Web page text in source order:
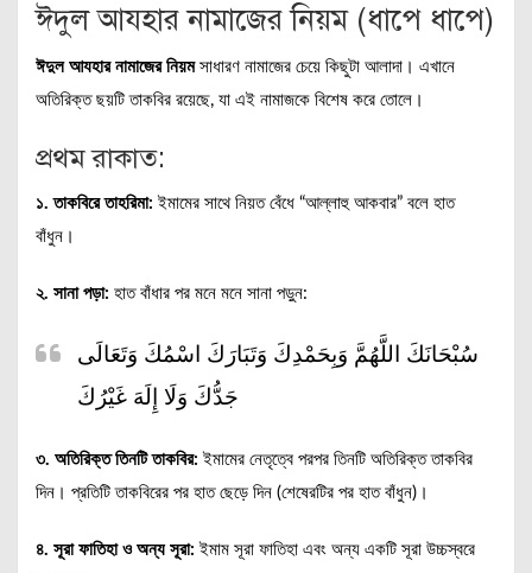
ঈদুল আযহার নামাজের নিয়ম (ধাপে ধাপে)
ঈদুল আযহার নামাজের নিয়মসাধারণ নামাজের চেয়ে কিছুটা আলাদা। এখানে
অতিরিক্ত ছয়টি তাকবির রয়েছে, যা এই নামাজকে বিশেষ করে তোলে।
প্রথম রাকাত:
১. তাকবিরে তাহরিমা: ইমামের সাথে নিয়ত বেঁধে “আল্লাহু আকবার” বলে হাত
বাঁধুন।
২. সানা পড়া: হাত বাঁধার পর মনে মনে সানা পড়ুন:
سُبْحَانَكَ اللَّهُمَّ وَبِحَمْدِكَ وَتَبَارَكَ اسْمُكَ وَتَعَالَى
جَدُّكَ وَلَا إِلَهَ غَيْرُكَ
৩. অতিরিক্ত তিনটি তাকবির: ইমামের নেতৃত্বে পরপর তিনটি অতিরিক্ত তাকবির
দিন। প্রতিটি তাকবিরের পর হাত ছেড়ে দিন (শেষেরটির পর হাত বাঁধুন)।
৪. সূরা ফাতিহা ও অন্য সূরা: ইমাম সূরা ফাতিহা এবং অন্য একটি সূরা উচ্চস্বরে